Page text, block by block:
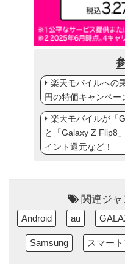
楽天モバイルへの
円の特価キャンペー
楽天モバイルが「
と「Galaxy Z Flip8
イント還元など！
関連ジ
Android au
Samsung スマー